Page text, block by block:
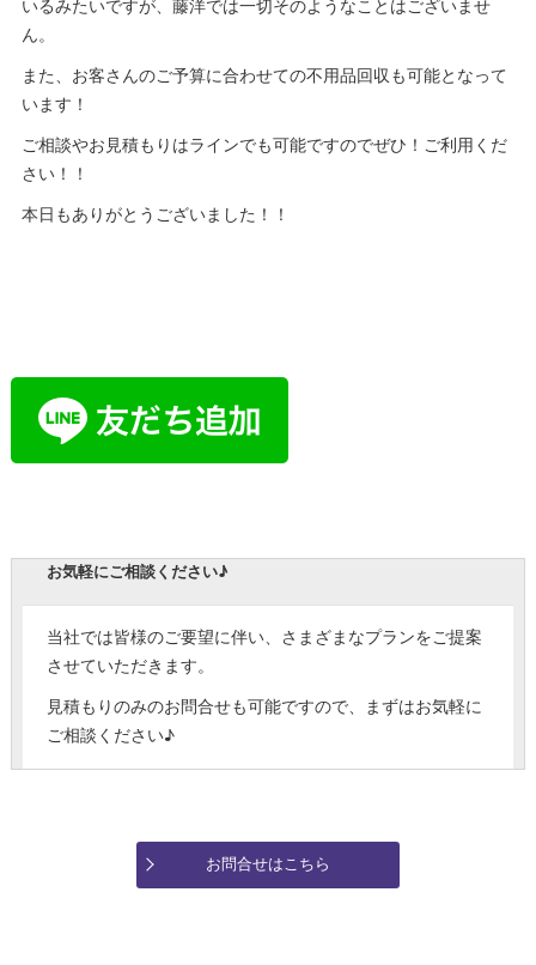
いるみたいですが、藤洋では一切そのようなことはございませ
ん。
また、お客さんのご予算に合わせての不用品回収も可能となって
います！
ご相談やお見積もりはラインでも可能ですのでぜひ！ご利用くだ
さい！！
本日もありがとうございました！！
お気軽にご相談ください♪
当社では皆様のご要望に伴い、さまざまなプランをご提案
させていただきます。
見積もりのみのお問合せも可能ですので、まずはお気軽に
ご相談ください♪
お問合せはこちら